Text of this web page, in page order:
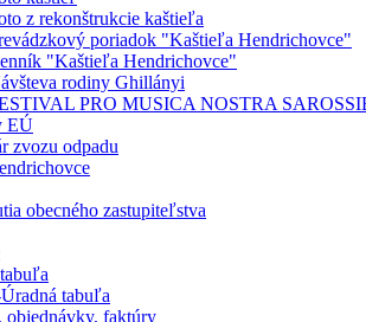
z rekonštrukcie kaštieľa
poriadok "Kaštieľa Hendrichovce"
"Kaštieľa Hendrichovce"
rodiny Ghillányi
PRO MUSICA NOSTRA
EÚ
zvozu odpadu
obecného zastupiteľstva
tabuľa
objednávky, faktúry